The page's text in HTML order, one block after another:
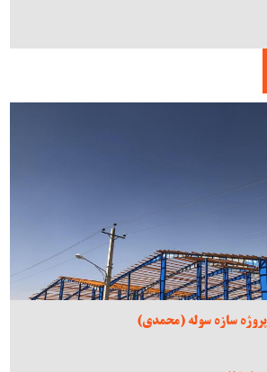
پروژه سازه سوله (محمدی)